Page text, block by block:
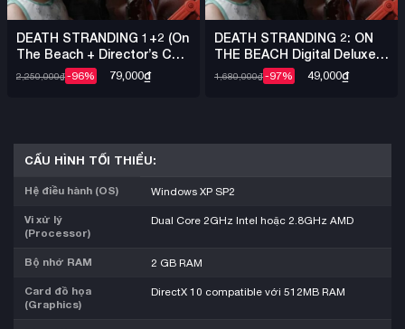
DEATH STRANDING 1+2 (On
The Beach + Director’s Cut)
+ Việt Hóa – Steam Offline
2,250,000₫-96% 79,000₫
DEATH STRANDING 2: ON
THE BEACH Digital Deluxe +
Việt Hóa – Steam Offline
1,680,000₫-97% 49,000₫
CẤU HÌNH TỐI THIỂU:
Hệ điều hành (OS) Windows XP SP2
Vi xử lý
(Processor)
Dual Core 2GHz Intel hoặc 2.8GHz AMD
Bộ nhớ RAM 2 GB RAM
Card đồ họa
(Graphics)
DirectX 10 compatible với 512MB RAM